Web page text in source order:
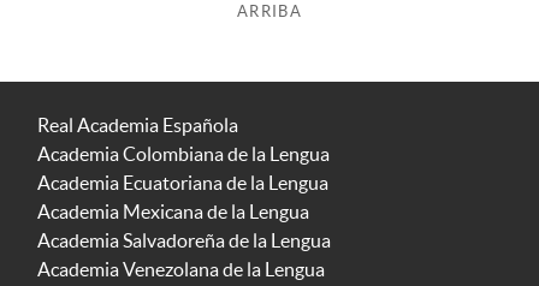
ARRIBA
Real Academia Española
Academia Colombiana de la Lengua
Academia Ecuatoriana de la Lengua
Academia Mexicana de la Lengua
Academia Salvadoreña de la Lengua
Academia Venezolana de la Lengua